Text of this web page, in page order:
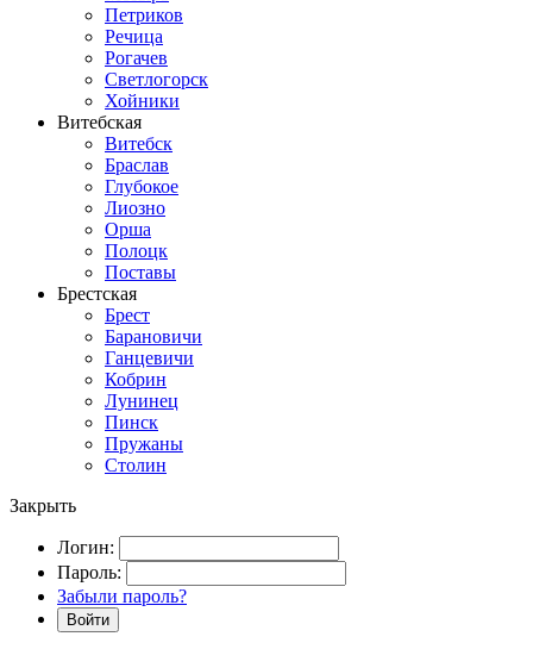
Петриков
Речица
Рогачев
Светлогорск
Хойники
Витебская
Витебск
Браслав
Глубокое
Лиозно
Орша
Полоцк
Поставы
Брестская
Брест
Барановичи
Ганцевичи
Кобрин
Лунинец
Пинск
Пружаны
Столин
Закрыть
Логин:
Пароль:
Забыли пароль?
Войти